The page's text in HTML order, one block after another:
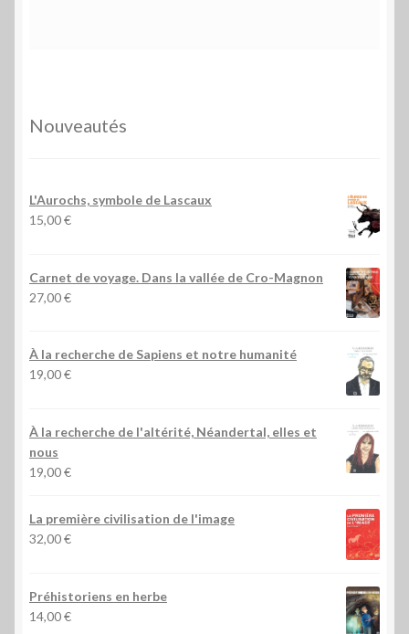
Nouveautés
L'Aurochs, symbole de Lascaux
15,00€
Carnet de voyage. Dans la vallée de Cro-Magnon
27,00€
À la recherche de Sapiens et notre humanité
19,00€
À la recherche de l'altérité, Néandertal, elles et
nous
19,00€
La première civilisation de l'image
32,00€
Préhistoriens en herbe
14,00€